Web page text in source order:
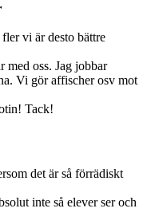
vi är desto bättre
med oss. Jag jobbar
Vi gör affischer osv mot
Tack!
det är så förrädiskt
inte så elever ser och